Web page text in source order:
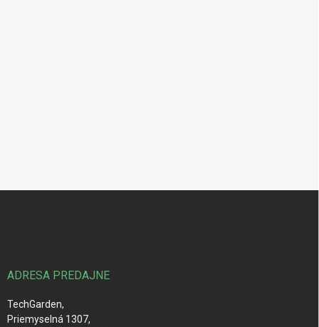
ADRESA PREDAJNE
TechGarden,
Priemyselná 1307,